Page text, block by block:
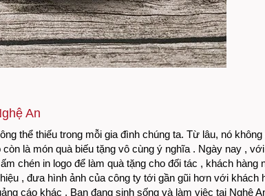
An
thể thiếu trong mỗi gia đình chúng ta. Từ lâu, nó
là món quà biếu tặng vô cùng ý nghĩa . Ngày nay ,
chén in logo để làm quà tặng cho đối tác , khách hàng
, đưa hình ảnh của công ty tới gần gũi hơn với khách
cáo khác . Bạn đang sinh sống và làm việc tại Nghệ